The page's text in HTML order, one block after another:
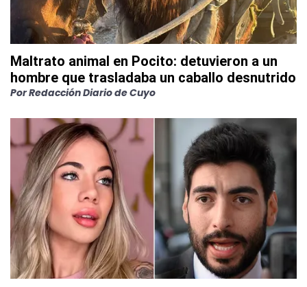
Maltrato animal en Pocito: detuvieron a un
hombre que trasladaba un caballo desnutrido
PorRedacción Diario de Cuyo